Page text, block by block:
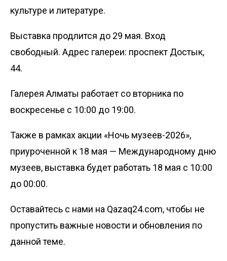
культуре и литературе.
Выставка продлится до 29 мая. Вход
свободный. Адрес галереи: проспект Достык,
44.
Галерея Алматы работает со вторника по
воскресенье с 10:00 до 19:00.
Также в рамках акции «Ночь музеев-2026»,
приуроченной к 18 мая — Международному дню
музеев, выставка будет работать 18 мая с 10:00
до 00:00.
Оставайтесь с нами на Qazaq24.com, чтобы не
пропустить важные новости и обновления по
данной теме.